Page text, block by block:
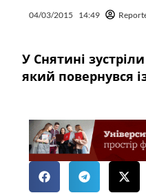
04/03/2015 14:49
У Снятині
який повернувся